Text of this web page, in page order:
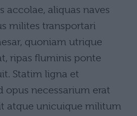
accolae, aliquas naves
milites transportari
quoniam utrique
ripas fluminis ponte
Statim ligna et
opus necessarium erat
atque unicuique militum